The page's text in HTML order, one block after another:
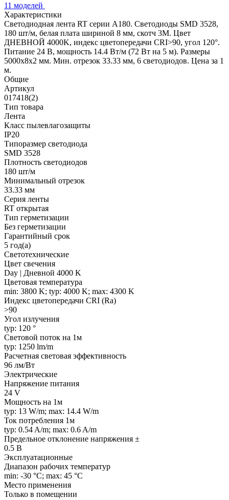
11 моделей
Характеристики
Светодиодная лента RT серии A180. Светодиоды SMD 3528,
180 шт/м, белая плата шириной 8 мм, скотч 3M. Цвет
ДНЕВНОЙ 4000K, индекс цветопередачи CRI>90, угол 120°.
Питание 24 В, мощность 14.4 Вт/м (72 Вт на 5 м). Размеры
5000x8x2 мм. Мин. отрезок 33.33 мм, 6 светодиодов. Цена за 1
м.
Общие
Артикул
017418(2)
Тип товара
Лента
Класс пылевлагозащиты
IP20
Типоразмер светодиода
SMD 3528
Плотность светодиодов
180 шт/м
Минимальный отрезок
33.33 мм
Серия ленты
RT открытая
Тип герметизации
Без герметизации
Гарантийный срок
5 год(а)
Светотехнические
Цвет свечения
Day | Дневной 4000 K
Цветовая температура
min: 3800 K; typ: 4000 K; max: 4300 K
Индекс цветопередачи CRI (Ra)
>90
Угол излучения
typ: 120 °
Световой поток на 1м
typ: 1250 lm/m
Расчетная световая эффективность
96 лм/Вт
Электрические
Напряжение питания
24 V
Мощность на 1м
typ: 13 W/m; max: 14.4 W/m
Ток потребления 1м
typ: 0.54 A/m; max: 0.6 A/m
Предельное отклонение напряжения ±
0.5 В
Эксплуатационные
Диапазон рабочих температур
min: -30 °C; max: 45 °C
Место применения
Только в помещении